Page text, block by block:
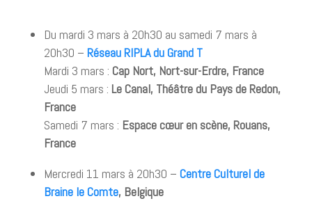
Du mardi 3 mars à 20h30 au samedi 7 mars à
20h30 – Réseau RIPLA du Grand T
Mardi 3 mars : Cap Nort, Nort-sur-Erdre, France
Jeudi 5 mars : Le Canal, Théâtre du Pays de Redon,
France
Samedi 7 mars : Espace cœur en scène, Rouans,
France
Mercredi 11 mars à 20h30 – Centre Culturel de
Braine le Comte, Belgique